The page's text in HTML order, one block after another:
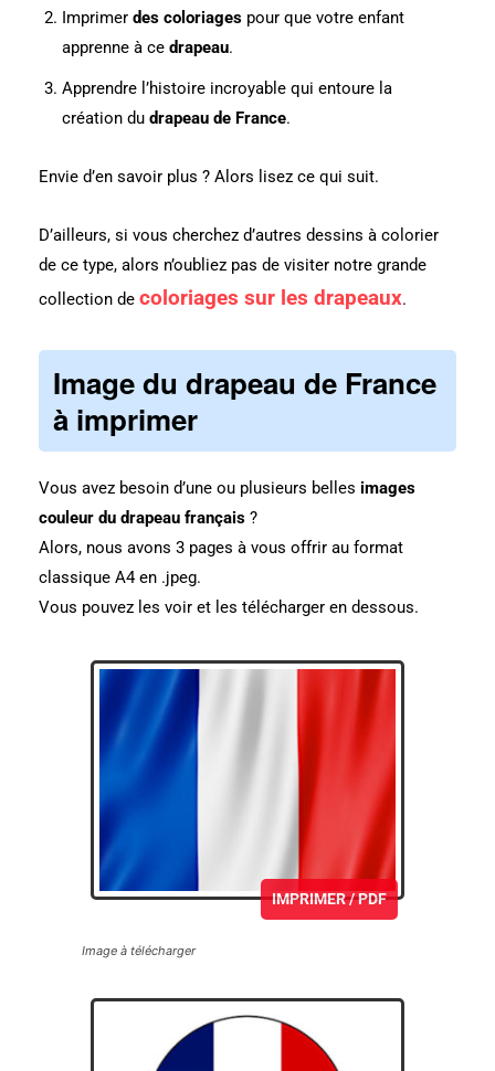
Imprimer des coloriages pour que votre enfant
apprenne à ce drapeau.
Apprendre l’histoire incroyable qui entoure la
création du drapeau de France.
Envie d’en savoir plus ? Alors lisez ce qui suit.
D’ailleurs, si vous cherchez d’autres dessins à colorier
de ce type, alors n’oubliez pas de visiter notre grande
collection de coloriages sur les drapeaux.
Image du drapeau de France
à imprimer
Vous avez besoin d’une ou plusieurs belles images
couleur du drapeau français ?
Alors, nous avons 3 pages à vous offrir au format
classique A4 en .jpeg.
Vous pouvez les voir et les télécharger en dessous.
IMPRIMER / PDF
Image à télécharger